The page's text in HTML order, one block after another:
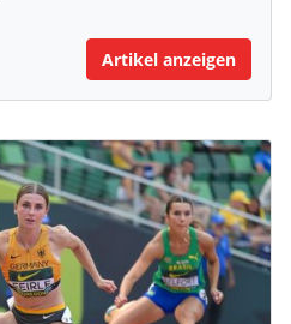
Artikel anzeigen